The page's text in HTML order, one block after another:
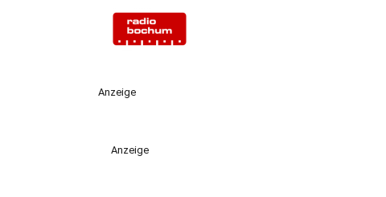
Anzeige
Anzeige